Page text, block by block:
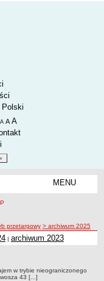
Polski
A pomniejsz czcionkę
A standardowy rozmiar czcionki
A
MENU
przetargowy > archiwum 2025
| archiwum 2023
w trybie nieograniczonego
43 [...]